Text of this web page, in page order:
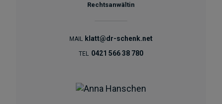
Rechtsanwältin
MAIL klatt@dr-schenk.net
TEL 0421 566 38 780